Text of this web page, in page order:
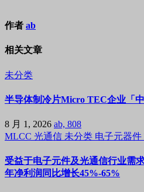
作者 ab
相关文章
未分类
半导体制冷片Micro TEC企业「
8 月 1, 2026 ab, 808
MLCC 光通信 未分类 电子元器件
受益于电子元件及光通信行业需
年净利润同比增长45%-65%